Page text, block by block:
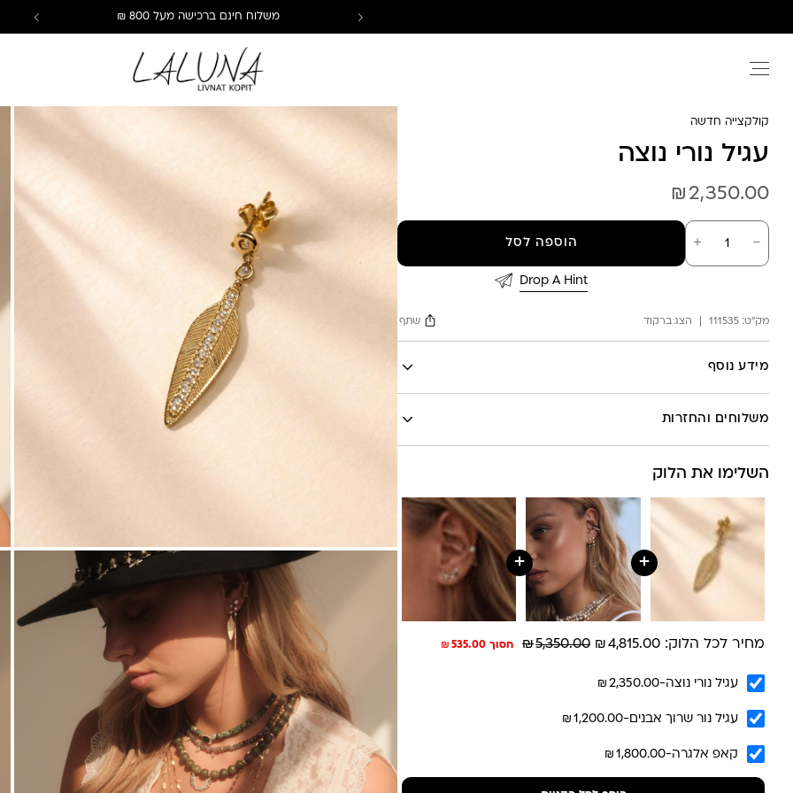
משלוח חינם ברכישה מעל 800 ₪
קולקצייה חדשה
עגיל נורי נוצה
₪ 2,350.00
－
כמות
של
עגיל
＋ הוספה לסל
Drop A Hint
מק"ט: 111535 הצג ברקוד שתף
מידע נוסף
לונה מיה
משלוחים והחזרות
איסוף עצמי מהסטודיו- ללא עלות
משלוח חינם בקניה מעל 800 ש”ח
משלוחים לכל העולם באמצעות DHL בעלות של 180 ש”ח
השלימו את הלוק
+
+
מחיר לכל הלוק: ₪4,815.00
₪5,350.00 חסוך ₪ 535.00
עגיל נורי נוצה-
₪ 2,350.00
עגיל נור שרוך אבנים-
₪ 1,200.00
קאפ אלגרה-
₪ 1,800.00